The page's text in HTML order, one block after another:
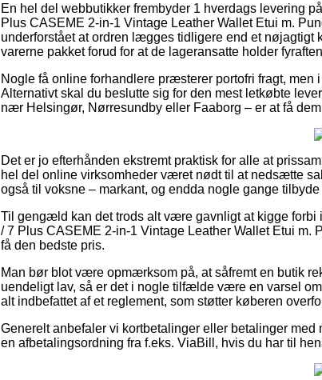
En hel del webbutikker frembyder 1 hverdags levering
Plus CASEME 2-in-1 Vintage Leather Wallet Etui m.
underforstået at ordren lægges tidligere end et nøjagtigt
varerne pakket forud for at de lageransatte holder
Nogle få online forhandlere præsterer portofri fragt, men
Alternativt skal du beslutte sig for den mest letkøbte
nær Helsingør, Nørresundby eller Faaborg – er at få
Det er jo efterhånden ekstremt praktisk for alle at
hel del online virksomheder været nødt til at nedsætte
også til voksne – markant, og endda nogle gange
Til gengæld kan det trods alt være gavnligt at kigge
/ 7 Plus CASEME 2-in-1 Vintage Leather Wallet Etui m.
få den bedste pris.
Man bør blot være opmærksom på, at såfremt en butik
uendeligt lav, så er det i nogle tilfælde være en varsel
alt indbefattet af et reglement, som støtter køberen
Generelt anbefaler vi kortbetalinger eller betalinger
en afbetalingsordning fra f.eks. ViaBill, hvis du har til